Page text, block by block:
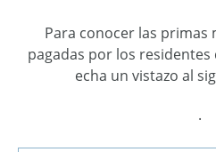
Para conocer las primas
pagadas por los residentes
echa un vistazo al
.